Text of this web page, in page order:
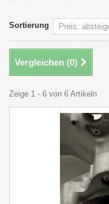
Sortierung
Vergleichen (0)
Zeige 1 - 6 von 6 Artikeln